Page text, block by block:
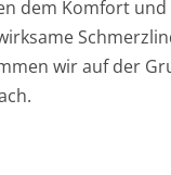
dem Komfort
wir auf der